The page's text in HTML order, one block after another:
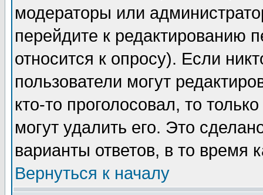
модераторы или
перейдите к редактированию
относится к опросу). Если
пользователи могут
кто-то проголосовал, то
могут удалить его. Это
варианты ответов, в то время
Вернуться к началу